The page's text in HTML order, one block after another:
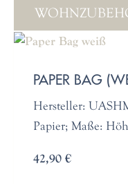
PAPER BAG
Hersteller:
Papier; Maße:
42,90 €